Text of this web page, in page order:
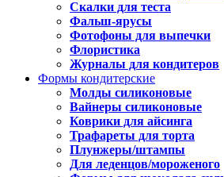
Скалки для теста
Фальш-ярусы
Фотофоны для выпечки
Флористика
Журналы для кондитеров
Формы кондитерские
Молды силиконовые
Вайнеры силиконовые
Коврики для айсинга
Трафареты для торта
Плунжеры/штампы
Для леденцов/мороженого